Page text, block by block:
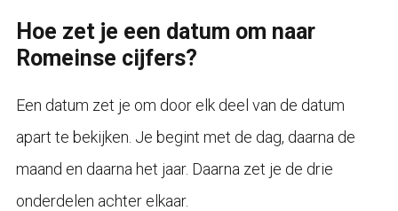
Hoe zet je een datum om naar
Romeinse cijfers?
Een datum zet je om door elk deel van de datum
apart te bekijken. Je begint met de dag, daarna de
maand en daarna het jaar. Daarna zet je de drie
onderdelen achter elkaar.